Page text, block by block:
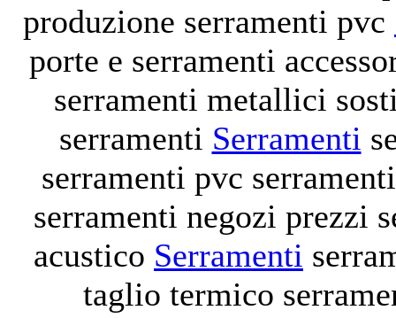
produzione serramenti pvc
porte e serramenti
serramenti metallici
serramenti Serramenti
serramenti pvc
serramenti negozi prezzi
acustico Serramenti
taglio termico